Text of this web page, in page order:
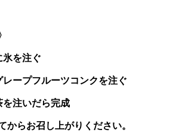
氷を注ぐ
レープフルーツコンクを注ぐ
を注いだら完成
からお召し上がりください。